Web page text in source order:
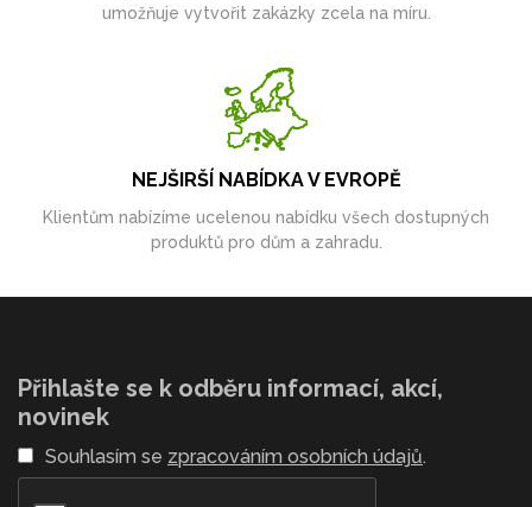
umožňuje vytvořit zakázky zcela na míru.
NEJŠIRŠÍ NABÍDKA V EVROPĚ
Klientům nabízíme ucelenou nabídku všech dostupných
produktů pro dům a zahradu.
Přihlašte se k odběru informací, akcí,
novinek
Souhlasím se zpracováním osobních údajů.